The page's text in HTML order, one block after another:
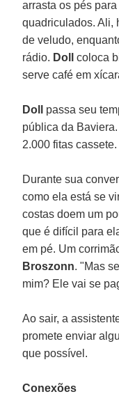
arrasta os pés
quadriculados. Ali,
de veludo,
rádio. Dollcoloca
serve café em
Doll
passa seu
pública da
2.000 fitas
Durante sua
como ela está se
costas doem um
que é difícil para
em pé. Um
Broszonn. "Mas
mim? Ele vai se
Ao sair, a
promete enviar
que possível.
Conexões